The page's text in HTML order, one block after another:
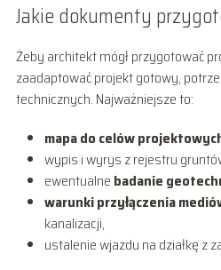
Jakie dokumenty
Żeby architekt mógł przygotować
zaadaptować projekt gotowy,
technicznych. Najważniejsze to:
mapa do celów
wypis i wyrys z rejestru
ewentualne badanie
warunki przyłączenia
kanalizacji,
ustalenie wjazdu na działkę z